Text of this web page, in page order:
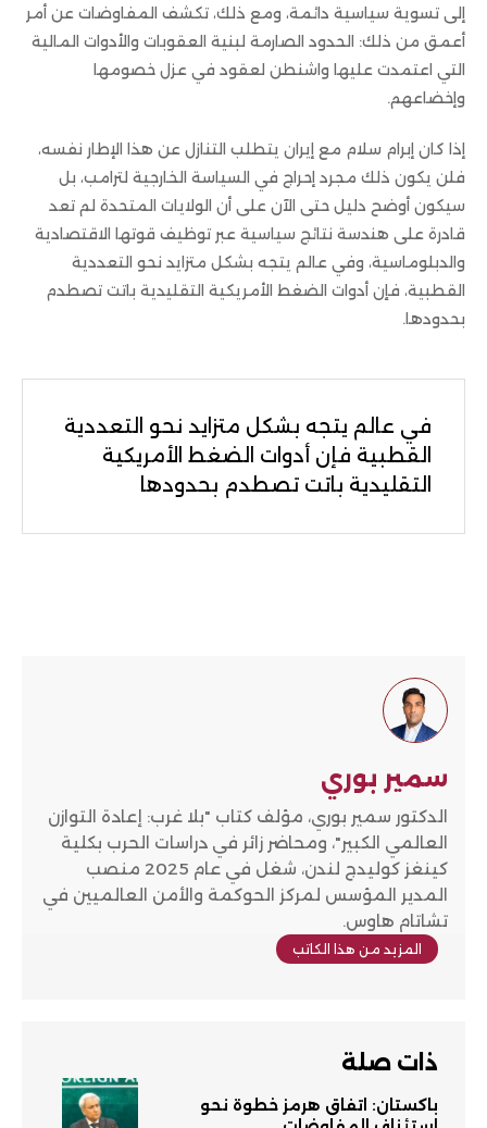
إلى تسوية سياسية دائمة، ومع ذلك، تكشف المفاوضات عن أمر
أعمق من ذلك: الحدود الصارمة لبنية العقوبات والأدوات المالية
التي اعتمدت عليها واشنطن لعقود في عزل خصومها
وإخضاعهم.
إذا كان إبرام سلام مع إيران يتطلب التنازل عن هذا الإطار نفسه،
فلن يكون ذلك مجرد إحراج في السياسة الخارجية لترامب، بل
سيكون أوضح دليل حتى الآن على أن الولايات المتحدة لم تعد
قادرة على هندسة نتائج سياسية عبر توظيف قوتها الاقتصادية
والدبلوماسية، وفي عالم يتجه بشكل متزايد نحو التعددية
القطبية، فإن أدوات الضغط الأمريكية التقليدية باتت تصطدم
بحدودها.
في عالم يتجه بشكل متزايد نحو التعددية
القطبية فإن أدوات الضغط الأمريكية
التقليدية باتت تصطدم بحدودها
سمير بوري
الدكتور سمير بوري، مؤلف كتاب "بلا غرب: إعادة التوازن
العالمي الكبير"، ومحاضر زائر في دراسات الحرب بكلية
كينغز كوليدج لندن، شغل في عام 2025 منصب
المدير المؤسس لمركز الحوكمة والأمن العالميين في
تشاتام هاوس.
المزيد من هذا الكاتب
ذات صلة
باكستان: اتفاق هرمز خطوة نحو